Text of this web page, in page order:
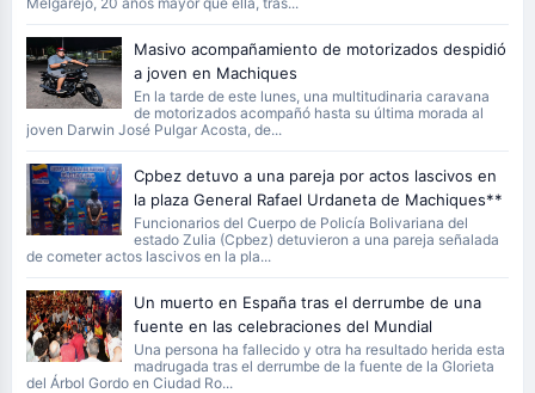
Masivo acompañamiento de motorizados despidió
a joven en Machiques
En la tarde de este lunes, una multitudinaria caravana
de motorizados acompañó hasta su última morada al
joven Darwin José Pulgar Acosta, de...
Cpbez detuvo a una pareja por actos lascivos en
la plaza General Rafael Urdaneta de Machiques**
Funcionarios del Cuerpo de Policía Bolivariana del
estado Zulia (Cpbez) detuvieron a una pareja señalada
de cometer actos lascivos en la pla...
Un muerto en España tras el derrumbe de una
fuente en las celebraciones del Mundial
Una persona ha fallecido y otra ha resultado herida esta
madrugada tras el derrumbe de la fuente de la Glorieta
del Árbol Gordo en Ciudad Ro...